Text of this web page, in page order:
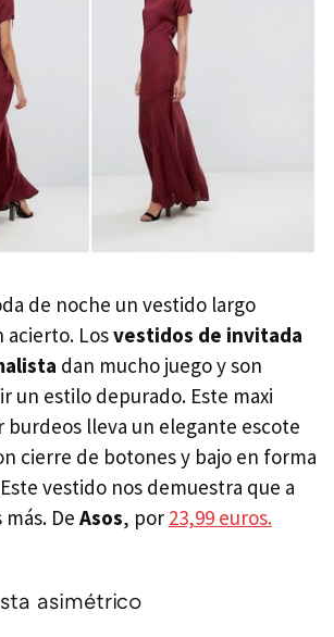
de noche un vestido largo
acierto. Losvestidos de invitada
dan mucho juego y son
un estilo depurado. Este maxi
burdeos lleva un elegante escote
cierre de botones y bajo en forma
vestido nos demuestra que a
De Asos, por 23,99 euros.
asimétrico